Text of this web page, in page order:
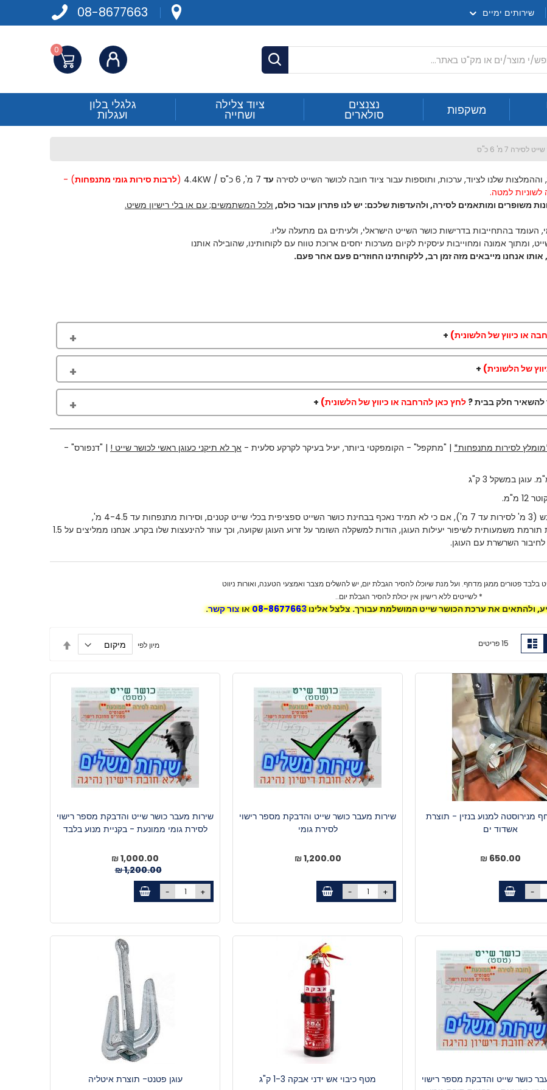
08-8677663 שירותים ימיים
חפש
התחברות 0
משקפות נצנצים
סולארים
ציוד צלילה
ושחייה
גלגלי בלון
ועגלות
לסירה 7 מ' 6 כ"ס
שלנו לציוד, ערכות, ותוספות עבור ציוד חובה לכושר השייט לסירה עד (לרבות סירות גומי מתנפחות) -
לשוניות למטה.
משופרים ומותאמים לסירה, ולהעדפות שלכם: יש לנו פתרון עבור כולם, ולכל המשתמשים; עם או בלי רישיון משיט.
העומד בהתחייבות בדרישות כושר השייט הישראלי, ולעיתים גם מתעלה עליו.
אנחנו מייבאים מזה זמן רב, ללקוחתינו החוזרים פעם אחר פעם.
או כיווץ של הלשונית) +
של הלשונית) +
להשאיר חלק בבית ? לחץ כאן להרחבה או כיווץ של הלשונית) +
לסירות מתנפחות* | "מתקפל" - הקומפקטי ביותר, יעיל בעיקר לקרקע סלעית - אך לא תיקני כעוגן ראשי לכושר שייט ! | "דנפורס" -
עד 4-4.5 מ',
אבל לא סתם הינו מוגדר כפריט חובה, מכיוון שהשרשרת תורמת משמעותית לשיפור יעילות העוגן, הודות למשקלה השומר על זרוע העוגן שקועה, וכך עוזר להינעצות שלו בקרע. אנחנו ממליצים על 1.5
בלבד פטורים ממגן מדחף. ועל מנת שיוכלו להסיר הגבלת יום, יש להשלים מצבר ואמצעי הטענה, ואורות ניווט
* לשייטים ללא רישיון אין יכולת להסיר הגבלת יום..
ולהתאים את ערכת הכושר שייט המושלמת עבורך. צלצל אלינו08-8677663אוצור קשר.
הצג
רשימה15פריטים מיון לפי
יורד
מנירוסטה למנוע בנזין - תוצרת
אשדוד ים
650.00 ₪
-
שירות מעבר כושר שייט והדבקת מספר רישוי
לסירת גומי
1,200.00 ₪
- +
שירות מעבר כושר שייט והדבקת מספר רישוי
לסירת גומי ממונעת - בקניית מנוע בלבד
מחיר
מיוחד
1,000.00 ₪
1,200.00 ₪
- +
כושר שייט והדבקת מספר רישוי
מטף כיבוי אש ידני אבקה 1-3 ק"ג עוגן פטנט- תוצרת איטליה